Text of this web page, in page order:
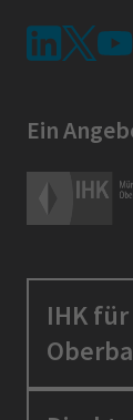
Ein
IHK